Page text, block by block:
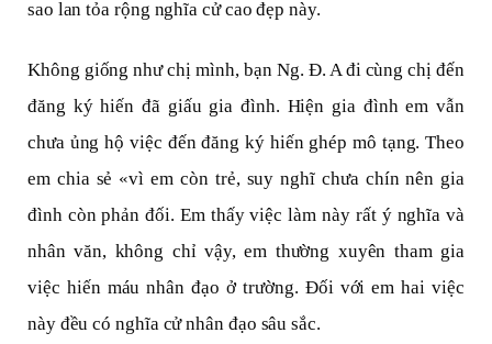
sao lan tỏa rộng nghĩa cử cao đẹp này.
Không giống như chị mình, bạn Ng. Đ. A đi cùng chị đến
đăng ký hiến đã giấu gia đình. Hiện gia đình em vẫn
chưa ủng hộ việc đến đăng ký hiến ghép mô tạng. Theo
em chia sẻ «vì em còn trẻ, suy nghĩ chưa chín nên gia
đình còn phản đối. Em thấy việc làm này rất ý nghĩa và
nhân văn, không chỉ vậy, em thường xuyên tham gia
việc hiến máu nhân đạo ở trường. Đối với em hai việc
này đều có nghĩa cử nhân đạo sâu sắc.